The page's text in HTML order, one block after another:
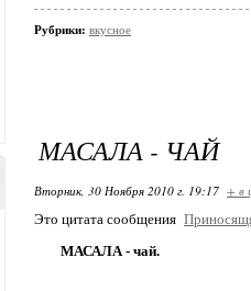
Рубрики: вкусное
МАСАЛА - ЧАЙ
Вторник, 30 Ноября 2010 г. 19:17 + в
Это цитата сообщения
МАСАЛА - чай.